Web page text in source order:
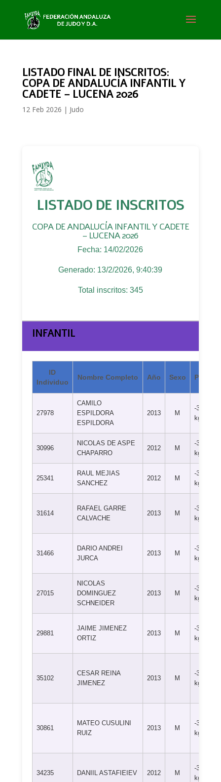
LISTADO FINAL DE INSCRITOS:
COPA DE ANDALUCÍA INFANTIL Y
CADETE – LUCENA 2026
12 Feb 2026 | Judo
LISTADO DE INSCRITOS
COPA DE ANDALUCÍA INFANTIL Y CADETE
– LUCENA 2026
Fecha: 14/02/2026
Generado: 13/2/2026, 9:40:39
Total inscritos: 345
INFANTIL
ID
Individuo
Nombre Completo Año Sexo Peso
27978
CAMILO
ESPILDORA
ESPILDORA
2013 M
-38
kg
30996
NICOLAS DE ASPE
CHAPARRO
2012 M
-38
kg
25341
RAUL MEJIAS
SANCHEZ
2012 M
-38
kg
31614
RAFAEL GARRE
CALVACHE
2013 M
-38
kg
31466
DARIO ANDREI
JURCA
2013 M
-38
kg
27015
NICOLAS
DOMINGUEZ
SCHNEIDER
2013 M
-38
kg
29881
JAIME JIMENEZ
ORTIZ
2013 M
-38
kg
35102
CESAR REINA
JIMENEZ
2013 M
-38
kg
30861
MATEO CUSULINI
RUIZ
2013 M
-38
kg
34235 DANIIL ASTAFIEIEV 2012 M
-38
kg